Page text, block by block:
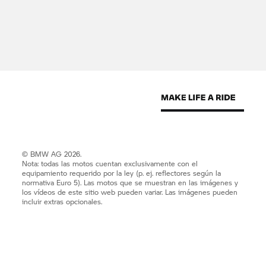
© BMW AG 2026.
Nota: todas las motos cuentan exclusivamente con el
equipamiento requerido por la ley (p. ej. reflectores según la
normativa Euro 5). Las motos que se muestran en las imágenes y
los vídeos de este sitio web pueden variar. Las imágenes pueden
incluir extras opcionales.